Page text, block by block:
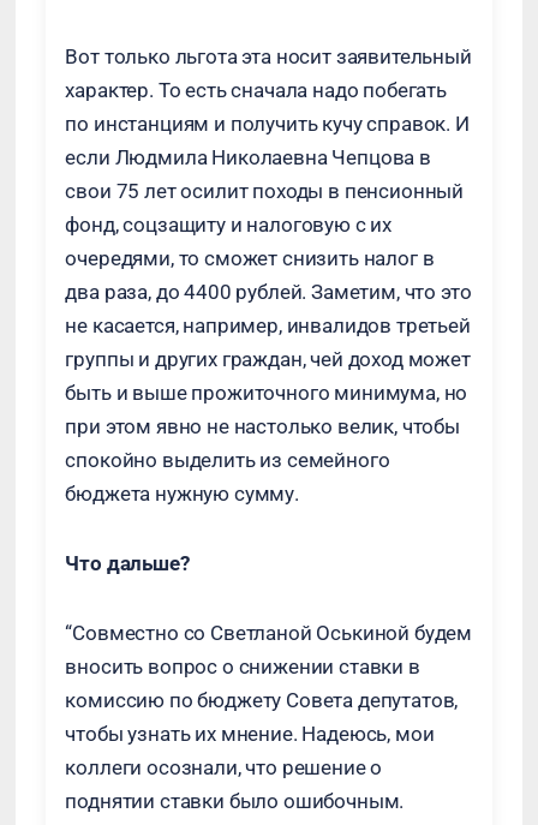
Вот только льгота эта носит заявительный
характер. То есть сначала надо побегать
по инстанциям и получить кучу справок. И
если Людмила Николаевна Чепцова в
свои 75 лет осилит походы в пенсионный
фонд, соцзащиту и налоговую с их
очередями, то сможет снизить налог в
два раза, до 4400 рублей. Заметим, что это
не касается, например, инвалидов третьей
группы и других граждан, чей доход может
быть и выше прожиточного минимума, но
при этом явно не настолько велик, чтобы
спокойно выделить из семейного
бюджета нужную сумму.
Что дальше?
“Совместно со Светланой Оськиной будем
вносить вопрос о снижении ставки в
комиссию по бюджету Совета депутатов,
чтобы узнать их мнение. Надеюсь, мои
коллеги осознали, что решение о
поднятии ставки было ошибочным.